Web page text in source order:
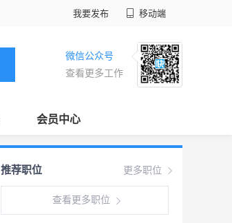
我要发布 移动端
微信公众号
查看更多工作
会员中心
更多职位
推荐职位
查看更多职位